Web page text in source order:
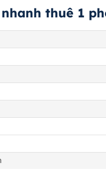
thuê 1